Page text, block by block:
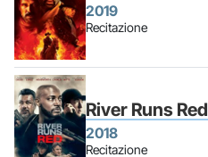
2019
Recitazione
River Runs Red
2018
Recitazione